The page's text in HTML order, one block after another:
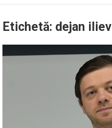
Etichetă: dejan iliev